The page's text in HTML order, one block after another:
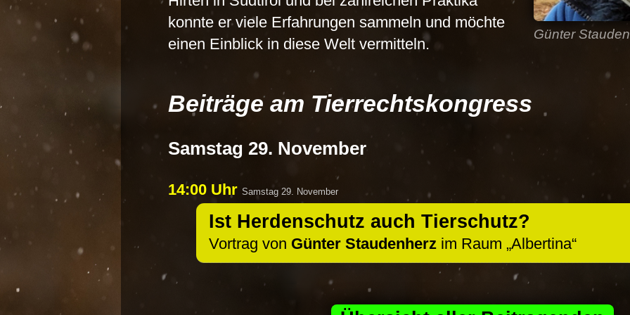
Günter
konnte er viele Erfahrungen sammeln und möchte
einen Einblick in diese Welt vermitteln.
Beiträge am Tierrechtskongress
Samstag 29. November
14:00 UhrSamstag 29. November
Ist Herdenschutz auch Tierschutz?
Vortrag von Günter Staudenherz im Raum Albertina